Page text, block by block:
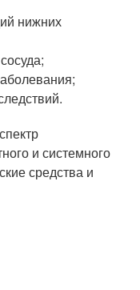
нижних
и системного
средства и